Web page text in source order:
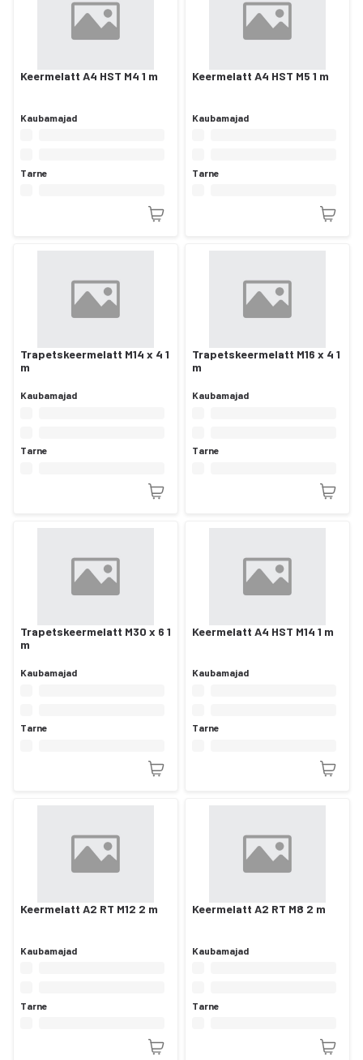
Keermelatt A4 HST M4 1 m
Kaubamajad
Tarne
Keermelatt A4 HST M5 1 m
Kaubamajad
Tarne
Trapetskeermelatt M14 x 4 1
m
Kaubamajad
Tarne
Trapetskeermelatt M16 x 4 1
m
Kaubamajad
Tarne
Trapetskeermelatt M30 x 6 1
m
Kaubamajad
Tarne
Keermelatt A4 HST M14 1 m
Kaubamajad
Tarne
Keermelatt A2 RT M12 2 m
Kaubamajad
Tarne
Keermelatt A2 RT M8 2 m
Kaubamajad
Tarne